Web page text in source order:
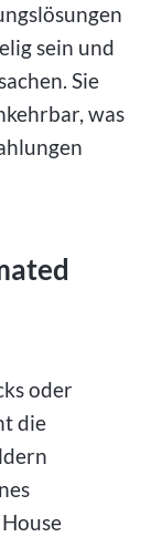
sein und
Sie
was
oder
die